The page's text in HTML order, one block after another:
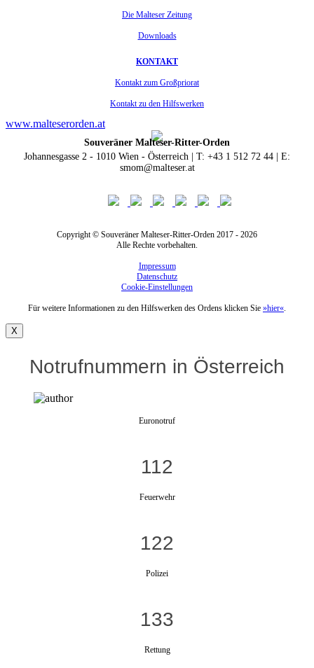
Die Malteser Zeitung
Downloads
KONTAKT
Kontakt zum Großpriorat
Kontakt zu den Hilfswerken
www.malteserorden.at
Souveräner Malteser-Ritter-Orden
Johannesgasse 2 - 1010 Wien - Österreich | T: +43 1 512 72 44 | E:
smom@malteser.at
Copyright © Souveräner Malteser-Ritter-Orden 2017 - 2026
Alle Rechte vorbehalten.
Impressum
Datenschutz
Cookie-Einstellungen
Für weitere Informationen zu den Hilfswerken des Ordens klicken Sie »hier«
X
Notrufnummern in Österreich
Euronotruf
112
Feuerwehr
122
Polizei
133
Rettung